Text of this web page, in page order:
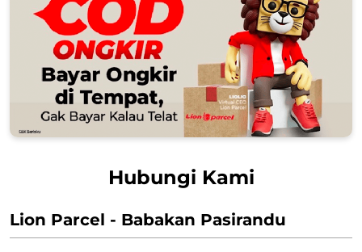
Hubungi Kami
Lion Parcel - Babakan Pasirandu